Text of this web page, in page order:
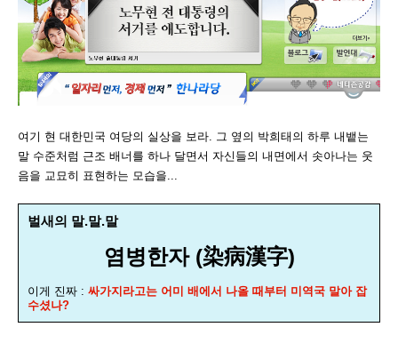
여기 현 대한민국 여당의 실상을 보라. 그 옆의 박희태의 하루 내뱉는
말 수준처럼 근조 배너를 하나 달면서 자신들의 내면에서 솟아나는 웃
음을 교묘히 표현하는 모습을...
벌새의 말.말.말
염병한자 (染病漢字)
이게 진짜 : 싸가지라고는 어미 배에서 나올 때부터 미역국 말아 잡
수셨나?